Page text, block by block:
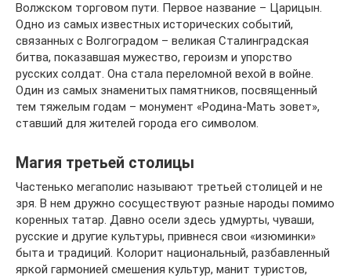
Волжском торговом пути. Первое название – Царицын.
Одно из самых известных исторических событий,
связанных с Волгоградом – великая Сталинградская
битва, показавшая мужество, героизм и упорство
русских солдат. Она стала переломной вехой в войне.
Один из самых знаменитых памятников, посвященный
тем тяжелым годам – монумент «Родина-Мать зовет»,
ставший для жителей города его символом.
Магия третьей столицы
Частенько мегаполис называют третьей столицей и не
зря. В нем дружно сосуществуют разные народы помимо
коренных татар. Давно осели здесь удмурты, чуваши,
русские и другие культуры, привнеся свои «изюминки»
быта и традиций. Колорит национальный, разбавленный
яркой гармонией смешения культур, манит туристов,